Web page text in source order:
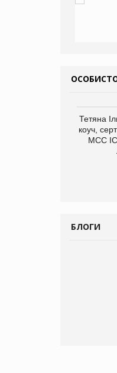
Тетяна
коуч,
МСС
БЛОГИ